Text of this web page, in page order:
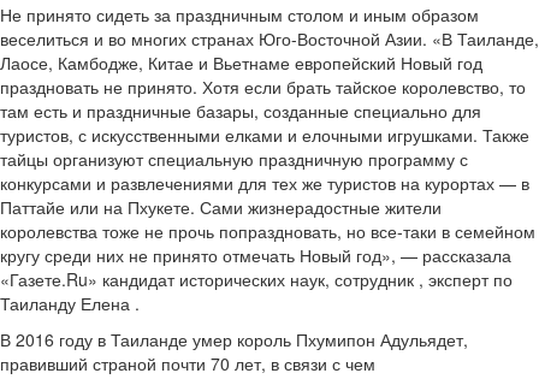
Не принято сидеть за праздничным столом и иным образом
веселиться и во многих странах Юго-Восточной Азии. «В Таиланде,
Лаосе, Камбодже, Китае и Вьетнаме европейский Новый год
праздновать не принято. Хотя если брать тайское королевство, то
там есть и праздничные базары, созданные специально для
туристов, с искусственными елками и елочными игрушками. Также
тайцы организуют специальную праздничную программу с
конкурсами и развлечениями для тех же туристов на курортах — в
Паттайе или на Пхукете. Сами жизнерадостные жители
королевства тоже не прочь попраздновать, но все-таки в семейном
кругу среди них не принято отмечать Новый год», — рассказала
«Газете.Ru» кандидат исторических наук, сотрудник , эксперт по
Таиланду Елена .
В 2016 году в Таиланде умер король Пхумипон Адульядет,
правивший страной почти 70 лет, в связи с чем